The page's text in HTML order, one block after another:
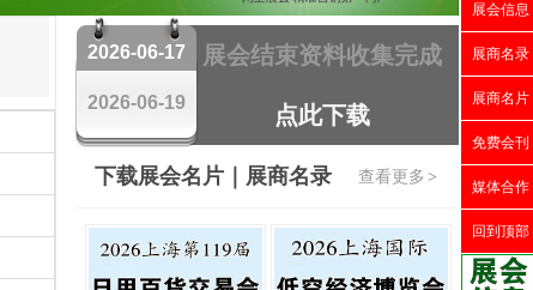
2026-06-17
2026-06-19
展会结束资料收集完成
点此下载
查看更多 >
下载展会名片｜展商名录
展会信息
展商名录
展商名片
免费会刊
媒体合作
回到顶部